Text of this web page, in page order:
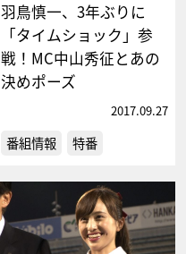
羽鳥慎一、3年ぶりに
「タイムショック」参
戦！MC中山秀征とあの
決めポーズ
2017.09.27
番組情報 特番